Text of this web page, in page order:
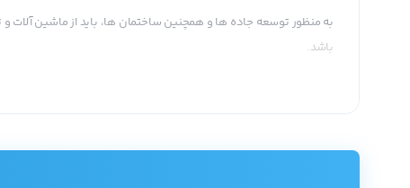
به منظور توسعه جاده ها و همچنین ساختمان ها، باید از ماشین آلات
باشد.